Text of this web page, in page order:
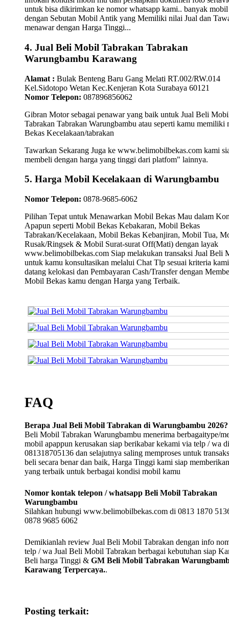
untuk bisa dikirimkan ke nomor whatsapp kami.. banyak mobil
dengan Sebutan Mobil Antik yang Memiliki nilai Jual dan
menawar dengan Harga Tinggi...
4. Jual Beli Mobil Tabrakan Tabrakan
Warungbambu Karawang
Alamat : Bulak Benteng Baru Gang Melati RT.002/RW.014
Kel.Sidotopo Wetan Kec.Kenjeran Kota Surabaya 60121
Nomor Telepon: 087896856062
Gibran Motor sebagai penawar yang baik untuk Jual Beli
Tabrakan Tabrakan Warungbambu atau seperti kamu memiliki
Bekas Kecelakaan/tabrakan
Tawarkan Sekarang Juga ke www.belimobilbekas.com kami
membeli dengan harga yang tinggi dari platfom" lainnya.
5. Harga Mobil Kecelakaan di Warungbambu
Nomor Telepon: 0878-9685-6062
Pilihan Tepat untuk Menawarkan Mobil Bekas Mau dalam
Apapun seperti Mobil Bekas Kebakaran, Mobil Bekas
Tabrakan/Kecelakaan, Mobil Bekas Kebanjiran, Mobil Tua,
Rusak/Ringsek & Mobil Surat-surat Off(Mati) dengan layak
www.belimobilbekas.com Siap melakukan transaksi Jual Beli
untuk kamu konsultasikan melalui Chat Tlp sesuai kriteria
datang kelokasi dan Pembayaran Cash/Transfer dengan
Mobil Bekas kamu dengan Harga yang Terbaik.
FAQ
Berapa Jual Beli Mobil Tabrakan di Warungbambu 2026?
Beli Mobil Tabrakan Warungbambu menerima berbagaitype/
mobil apappun kerusakan siap berikabar kekami via telp / wa di
081318705136 dan selajutnya saling memproses untuk
beli secara benar dan baik, Harga Tinggi kami siap memberikan
yang terbaik untuk berbagai kondisi mobil kamu
Nomor kontak telepon / whatsapp Beli Mobil Tabrakan
Warungbambu
Silahkan hubungi www.belimobilbekas.com di 0813 1870
0878 9685 6062
Demikianlah review Jual Beli Mobil Tabrakan dengan info
telp / wa Jual Beli Mobil Tabrakan berbagai kebutuhan siap
Beli harga Tinggi & GM Beli Mobil Tabrakan
Karawang Terpercaya..
Posting terkait: